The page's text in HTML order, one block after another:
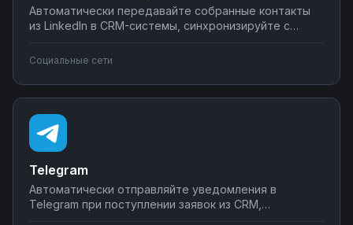
Автоматически передавайте собранные контакты
из LinkedIn в CRM-системы, синхронизируйте с
продаж. Настройте интеграции LinkedIn Data Scraper
сложных сценариев обработки лидов.
Социальные сети
Telegram
Автоматически отправляйте уведомления в
Telegram при поступлении заявок из CRM,